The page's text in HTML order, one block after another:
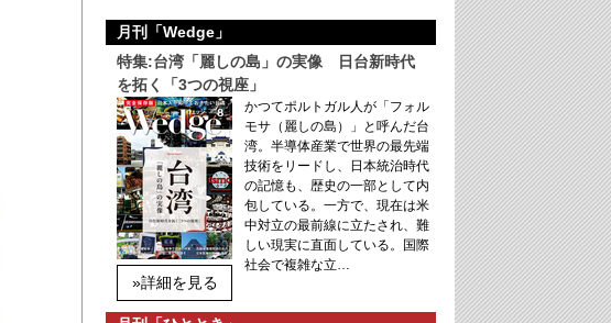
月刊「Wedge」
特集:台湾「麗しの島」の実像 日台新時代
を拓く「3つの視座」
»詳細を見る
かつてポルトガル人が「フォル
モサ（麗しの島）」と呼んだ台
湾。半導体産業で世界の最先端
技術をリードし、日本統治時代
の記憶も、歴史の一部として内
包している。一方で、現在は米
中対立の最前線に立たされ、難
しい現実に直面している。国際
社会で複雑な立…